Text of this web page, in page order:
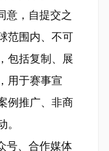
意，自提交之
范围内、不可
包括复制、展
用于赛事宣
例推广、非商
。
号、合作媒体